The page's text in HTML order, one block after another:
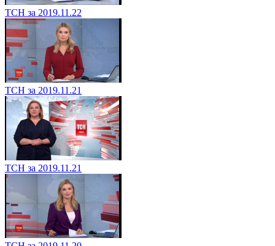
ТСН за 2019.11.22
ТСН за 2019.11.21
ТСН за 2019.11.21